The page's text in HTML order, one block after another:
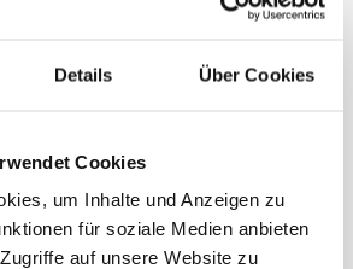
Details Über Cookies
Cookies
um Inhalte und Anzeigen zu
für soziale Medien anbieten
auf unsere Website zu
Durchwahl angerufen, ist der
. Beim Anrufen des
erhalten Sie eine